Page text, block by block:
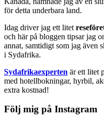
för detta underbara land.
Idag driver jag ett litet
och här på bloggen tipsar jag
annat, samtidigt som jag även
i Sydafrika.
Sydafrikaexperten är ett litet
med hotellbokningar, hyrbil,
extra kostnad!
Följ mig på Instagram